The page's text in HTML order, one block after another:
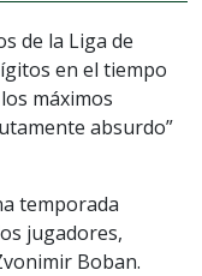
de la Liga de
en el tiempo
máximos
absurdo”
temporada
jugadores,
Boban.